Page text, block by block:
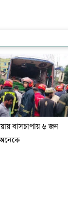
বাসচাপায় ৬ জন